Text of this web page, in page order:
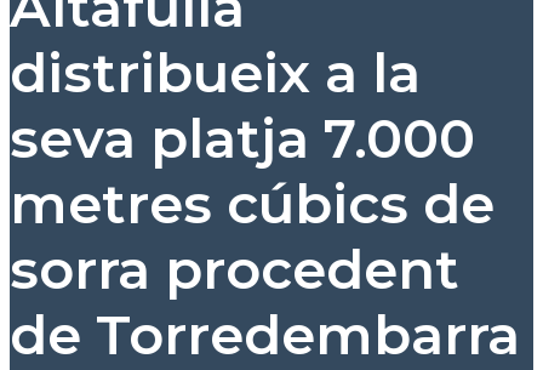
distribueix a la
seva platja 7.000
metres cúbics de
sorra procedent
de Torredembarra